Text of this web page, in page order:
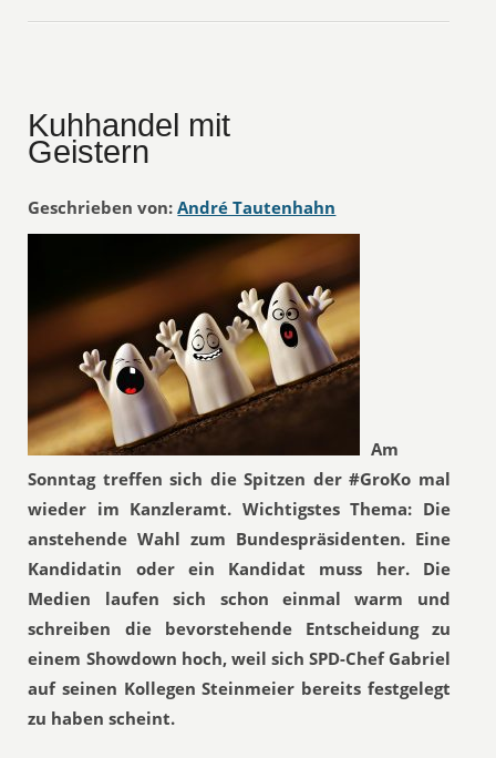
Kuhhandel mit
Geistern
Geschrieben von: André Tautenhahn
Am
Sonntag treffen sich die Spitzen der #GroKo mal
wieder im Kanzleramt. Wichtigstes Thema: Die
anstehende Wahl zum Bundespräsidenten. Eine
Kandidatin oder ein Kandidat muss her. Die
Medien laufen sich schon einmal warm und
schreiben die bevorstehende Entscheidung zu
einem Showdown hoch, weil sich SPD-Chef Gabriel
auf seinen Kollegen Steinmeier bereits festgelegt
zu haben scheint.